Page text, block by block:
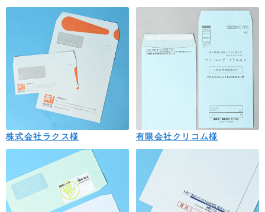
株式会社ラクス様 有限会社クリコム様